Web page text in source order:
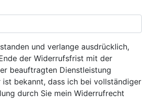
und verlange ausdrücklich,
der Widerrufsfrist mit der
beauftragten Dienstleistung
ist bekannt, dass ich bei vollständiger
durch Sie mein Widerrufrecht